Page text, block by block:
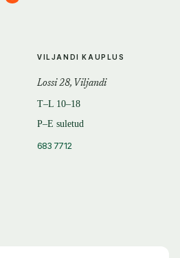
VILJANDI KAUPLUS
Lossi 28, Viljandi
T–L 10–18
P–E suletud
683 7712